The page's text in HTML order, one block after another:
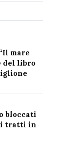
“Il mare
del libro
bloccati
tratti in